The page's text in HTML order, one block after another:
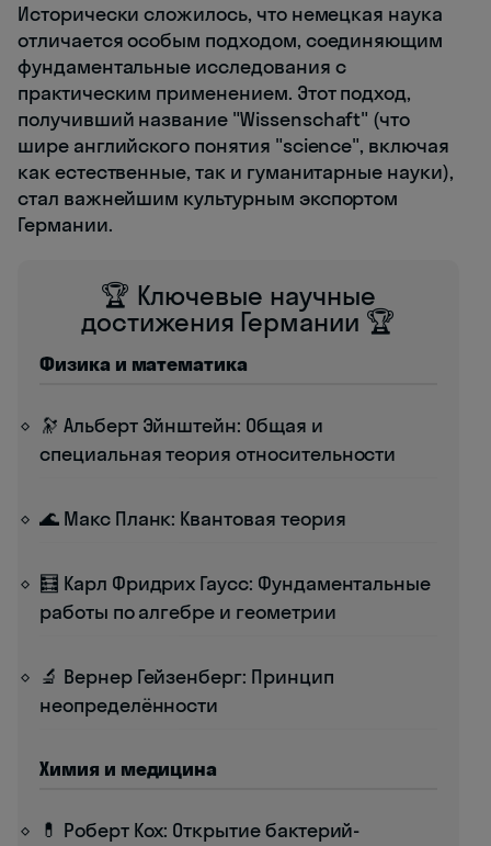
Исторически сложилось, что немецкая наука
отличается особым подходом, соединяющим
фундаментальные исследования с
практическим применением. Этот подход,
получивший название "Wissenschaft" (что
шире английского понятия "science", включая
как естественные, так и гуманитарные науки),
стал важнейшим культурным экспортом
Германии.
🏆 Ключевые научные
достижения Германии 🏆
Физика и математика
🔭 Альберт Эйнштейн: Общая и
специальная теория относительности
🌊 Макс Планк: Квантовая теория
🧮 Карл Фридрих Гаусс: Фундаментальные
работы по алгебре и геометрии
🔬 Вернер Гейзенберг: Принцип
неопределённости
Химия и медицина
💊 Роберт Кох: Открытие бактерий-